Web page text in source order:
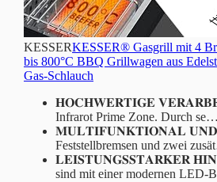
KESSERKESSER® Gasgrill mit 4
bis 800°C BBQ Grillwagen aus
Gas-Schlauch
𝐇𝐎𝐂𝐇𝐖𝐄𝐑𝐓𝐈𝐆𝐄
Infrarot Prime Zone. Durch se…
𝐌𝐔𝐋𝐓𝐈𝐅𝐔𝐍𝐊𝐓𝐈𝐎𝐍𝐀𝐋 𝐔𝐍𝐃
Feststellbremsen und zwei
𝐋𝐄𝐈𝐒𝐓𝐔𝐍𝐆𝐒𝐒𝐓𝐀𝐑𝐊𝐄𝐑
sind mit einer modernen LED-